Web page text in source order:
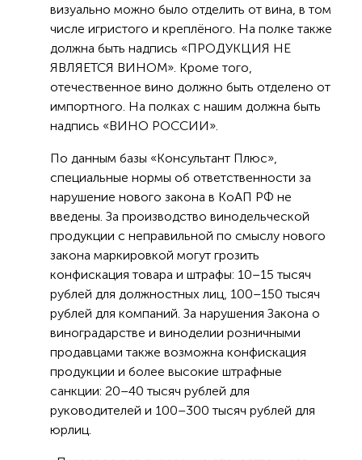
визуально можно было отделить от вина, в том
числе игристого и креплёного. На полке также
должна быть надпись «ПРОДУКЦИЯ НЕ
ЯВЛЯЕТСЯ ВИНОМ». Кроме того,
отечественное вино должно быть отделено от
импортного. На полках с нашим должна быть
надпись «ВИНО РОССИИ».
По данным базы «Консультант Плюс»,
специальные нормы об ответственности за
нарушение нового закона в КоАП РФ не
введены. За производство винодельческой
продукции с неправильной по смыслу нового
закона маркировкой могут грозить
конфискация товара и штрафы: 10–15 тысяч
рублей для должностных лиц, 100–150 тысяч
рублей для компаний. За нарушения Закона о
виноградарстве и виноделии розничными
продавцами также возможна конфискация
продукции и более высокие штрафные
санкции: 20–40 тысяч рублей для
руководителей и 100–300 тысяч рублей для
юрлиц.